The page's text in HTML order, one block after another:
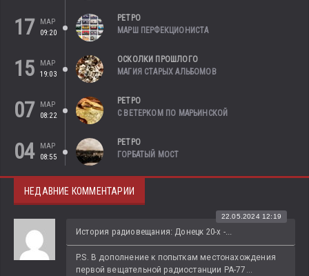
17
МАР
09:20
РЕТРО
МАРШ ПЕРФЕКЦИОНИСТА
15
МАР
19:03
ОСКОЛКИ ПРОШЛОГО
МАГИЯ СТАРЫХ АЛЬБОМОВ
07
МАР
08:22
РЕТРО
С ВЕТЕРКОМ ПО МАРЬИНСКОЙ
04
МАР
08:55
РЕТРО
ГОРБАТЫЙ МОСТ
НЕДАВНИЕ КОММЕНТАРИИ
История радиовещания: Донецк 20-х -...
22.05.2024 12:19
P.S. В дополнение к попыткам местонахождения
первой вещательной радиостанции РА-77...